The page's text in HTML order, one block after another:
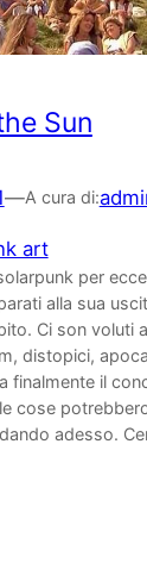
Sun
—A cura di:
art
per
alla sua
Ci son voluti
distopici,
finalmente il
cose
adesso.